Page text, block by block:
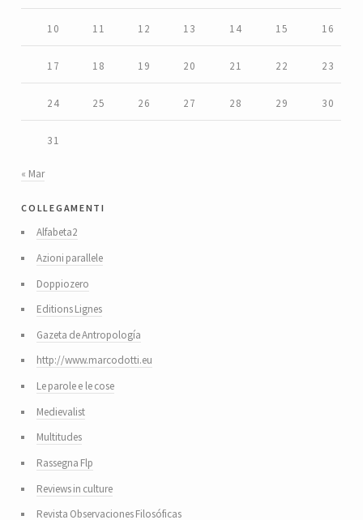
10 11 12 13 14 15 16
17 18 19 20 21 22 23
24 25 26 27 28 29 30
31
« Mar
collegamenti
Alfabeta2
Azioni parallele
Doppiozero
Editions Lignes
Gazeta de Antropología
http://www.marcodotti.eu
Le parole e le cose
Medievalist
Multitudes
Rassegna Flp
Reviews in culture
Revista Observaciones Filosóficas